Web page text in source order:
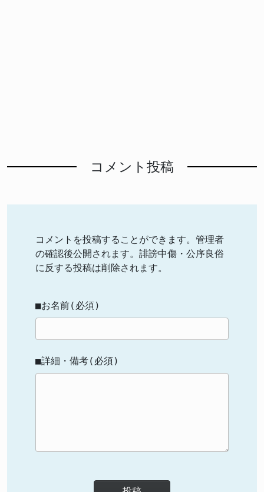
コメント投稿
コメントを投稿することができます。管理者
の確認後公開されます。誹謗中傷・公序良俗
に反する投稿は削除されます。
■お名前(必須)
■詳細・備考(必須)